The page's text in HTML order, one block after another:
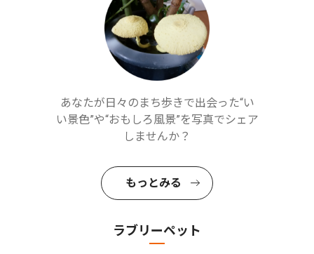
あなたが日々のまち歩きで出会った“い
い景色”や“おもしろ風景”を写真でシェア
しませんか？
もっとみる
ラブリーペット